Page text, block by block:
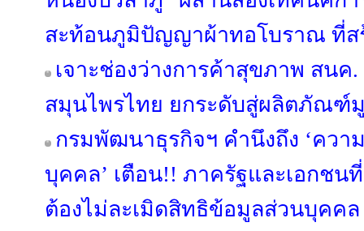
สะท้อนภูมิปัญญาผ้าทอโบราณ ที่ส
เจาะช่องว่างการค้าสุขภาพ สน
สมุนไพรไทย ยกระดับสู่ผลิตภัณฑ์
กรมพัฒนาธุรกิจฯ คำนึงถึง ‘คว
บุคคล’ เตือน!! ภาครัฐและเอกชน
ต้องไม่ละเมิดสิทธิข้อมูลส่วนบุคคล